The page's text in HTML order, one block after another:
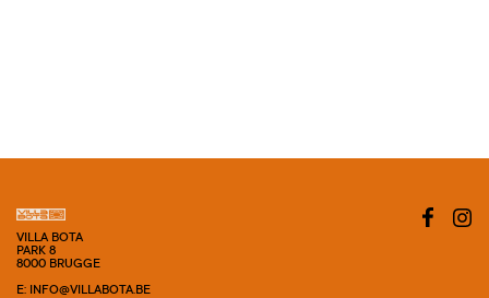
VILLA BOTA
PARK 8
8000 BRUGGE
E: INFO@VILLABOTA.BE